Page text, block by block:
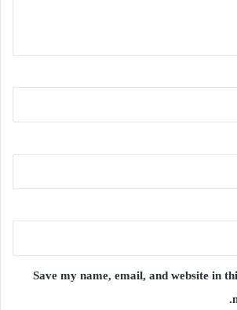
Save my name, email, and website in